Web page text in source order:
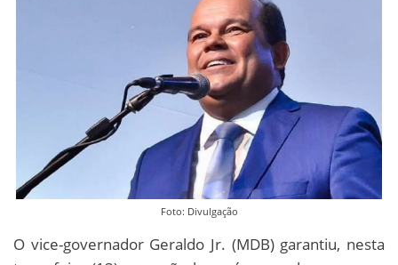
Foto: Divulgação
O vice-governador Geraldo Jr. (MDB) garantiu, nesta